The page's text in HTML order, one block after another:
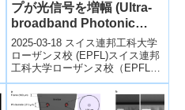
プが光信号を増幅 (Ultra-
broadband Photonic
Chip Boosts Optical
Signals)
2025-03-18 スイス連邦工科大学
ローザンヌ校 (EPFL)スイス連邦
工科大学ローザンヌ校（EPFL）
とIBMリサーチの研究者は、従来
の光増幅器を超える性...